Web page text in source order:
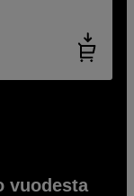
vuodesta